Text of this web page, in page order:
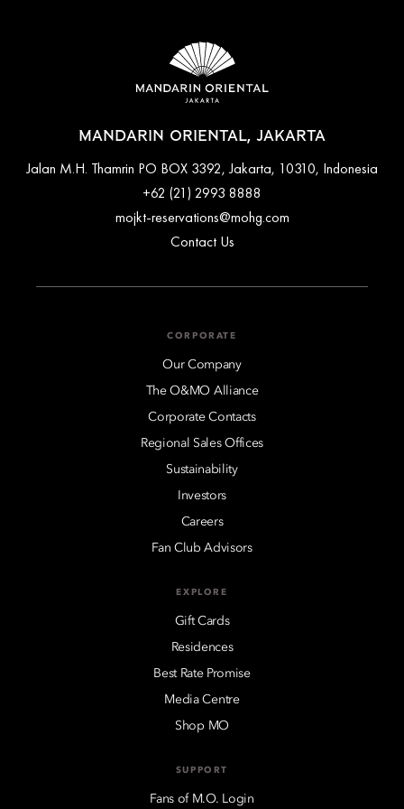
terms and conditions of their reservation when booking.
Some rates may require advance payments and have different
cancellation requirements. For further information, please
MANDARIN ORIENTAL, JAKARTA
Jalan M.H. Thamrin PO BOX 3392, Jakarta, 10310, Indonesia
+62 (21) 2993 8888
mojkt-reservations@mohg.com
Contact Us
CORPORATE
Our Company
The O&MO Alliance
Corporate Contacts
Regional Sales Offices
Sustainability
Investors
Careers
Fan Club Advisors
EXPLORE
Gift Cards
Residences
Best Rate Promise
Media Centre
Shop MO
SUPPORT
Fans of M.O. Login